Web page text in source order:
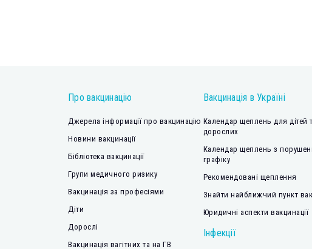
Про вакцинацію
Джерела інформації про вакцинацію
Новини вакцинації
Бібліотека вакцинації
Групи медичного ризику
Вакцинація за професіями
Діти
Дорослі
Вакцинація вагітних та на ГВ
Вакцинація в Україні
Календар щеплень для дітей
дорослих
Календар щеплень з
графіку
Рекомендовані щеплення
Знайти найближчий пункт
Юридичні аспекти вакцинації
Інфекції